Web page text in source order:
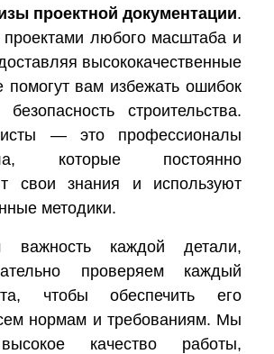
проектной документации.
любого масштаба и
высококачественные
помогут вам избежать ошибок
строительства.
— это профессионалы
которые постоянно
свои знания и используют
методики.
каждой детали,
проверяем каждый
чтобы обеспечить его
нормам и требованиям. Мы
качество работы,